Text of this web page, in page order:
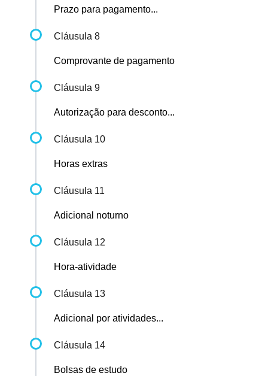
Prazo para pagamento...
Cláusula 8
Comprovante de pagamento
Cláusula 9
Autorização para desconto...
Cláusula 10
Horas extras
Cláusula 11
Adicional noturno
Cláusula 12
Hora-atividade
Cláusula 13
Adicional por atividades...
Cláusula 14
Bolsas de estudo